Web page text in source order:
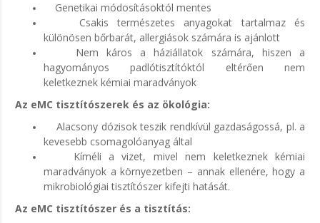
Genetikai módosításoktól mentes
Csakis természetes anyagokat tartalmaz és
különösen bőrbarát, allergiások számára is ajánlott
Nem káros a háziállatok számára, hiszen a
hagyományos padlótisztítóktól eltérően nem
keletkeznek kémiai maradványok
Az eMC tisztítószerek és az ökológia:
Alacsony dózisok teszik rendkívül gazdaságossá, pl. a
kevesebb csomagolóanyag által
Kíméli a vizet, mivel nem keletkeznek kémiai
maradványok a környezetben – annak ellenére, hogy a
mikrobiológiai tisztítószer kifejti hatását.
Az eMC tisztítószer és a tisztítás: